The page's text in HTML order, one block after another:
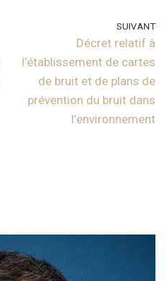
SUIVANT
Décret relatif à
l’établissement de cartes
de bruit et de plans de
prévention du bruit dans
l’environnement